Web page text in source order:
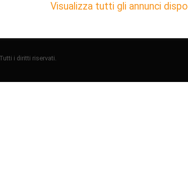
Visualizza tutti gli annunci
i diritti riservati.